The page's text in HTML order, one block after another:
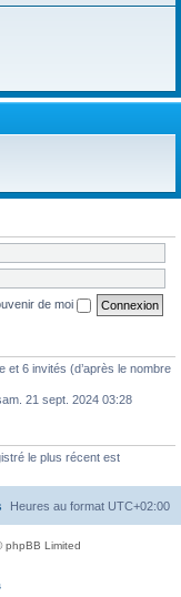
de moi
et 6 invités (d’après le nombre
21 sept. 2024 03:28
le plus récent est
Heures au format UTC+02:00
phpBB Limited